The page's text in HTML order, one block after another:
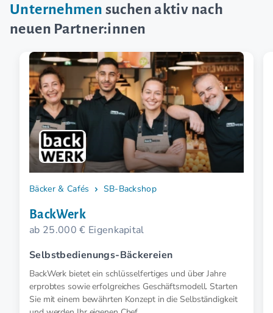
Unternehmen suchen aktiv nach
neuen Partner:innen
Bäcker & Cafés SB-Backshop
BackWerk
ab 25.000 € Eigenkapital
Selbstbedienungs-Bäckereien
BackWerk bietet ein schlüsselfertiges und über Jahre
erprobtes sowie erfolgreiches Geschäftsmodell. Starten
Sie mit einem bewährten Konzept in die Selbständigkeit